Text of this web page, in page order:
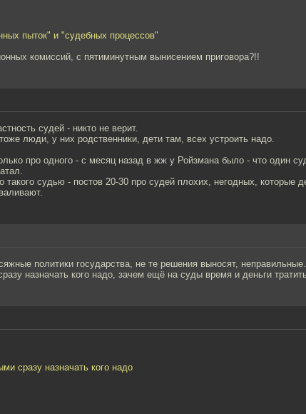
пыток" и "судебных процессов"
комиссий, с пятиминутным вынисением приговора?!!
судей - никто не верит.
люди, у них родственники, дети там, всех устроить надо.
про одного - с месяц назад в жж у Ройзмана было - что один
такого судью - постов 20-30 про судей плохих, негодных, которые
политики государства, не те решения выносят,
назначать кого надо, зачем ещё на суды время и деньги
сразу назначать кого надо